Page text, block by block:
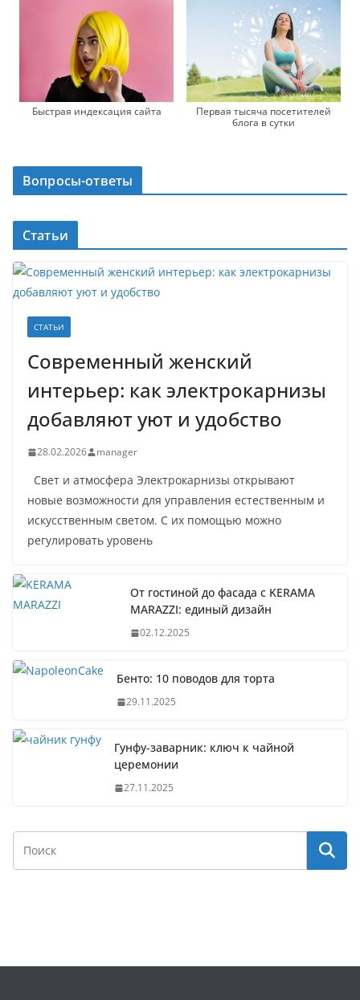
Быстрая индексация сайта
Первая тысяча посетителей
блога в сутки
Вопросы-ответы
Статьи
СТАТЬИ
Современный женский
интерьер: как электрокарнизы
добавляют уют и удобство
28.02.2026 manager
Свет и атмосфера Электрокарнизы открывают
новые возможности для управления естественным и
искусственным светом. С их помощью можно
регулировать уровень
От гостиной до фасада с KERAMA
MARAZZI: единый дизайн
02.12.2025
Бенто: 10 поводов для торта
29.11.2025
Гунфу-заварник: ключ к чайной
церемонии
27.11.2025